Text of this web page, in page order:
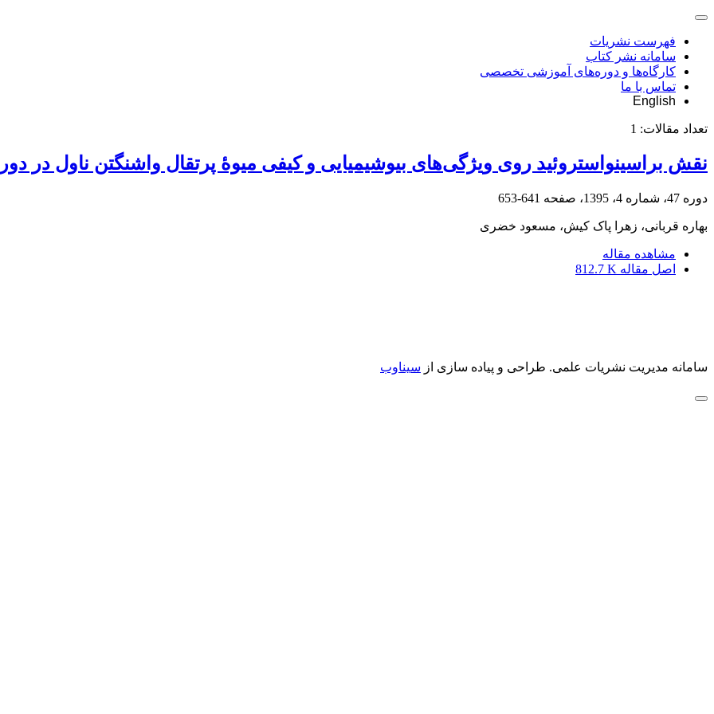
فهرست نشریات
سامانه نشر کتاب
کارگاه‌ها و دوره‌های آموزشی تخصصی
تماس با ما
English
تعداد مقالات: 1
نقش براسینواستروئید روی ویژگی‌های بیوشیمیایی و کیفی میوۀ پرتقال واشنگتن ‌ناول در
دوره 47، شماره 4، 1395، صفحه 641-653
بهاره قربانی، زهرا پاک کیش، مسعود خضری
مشاهده مقاله
اصل مقاله 812.7 K
سامانه مدیریت نشریات علمی. طراحی و پیاده سازی از سیناوب